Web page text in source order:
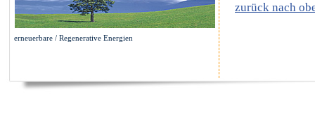
erneuerbare / Regenerative Energien
zurück nach